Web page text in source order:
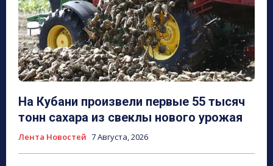
На Кубани произвели первые 55 тысяч
тонн сахара из свеклы нового урожая
Лента Новостей 7 Августа, 2026